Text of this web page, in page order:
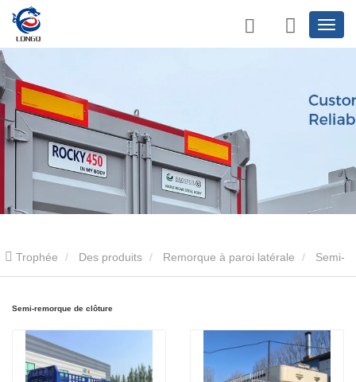
Trophée Des produits Remorque à paroi latérale
Semi-remorque de clôture